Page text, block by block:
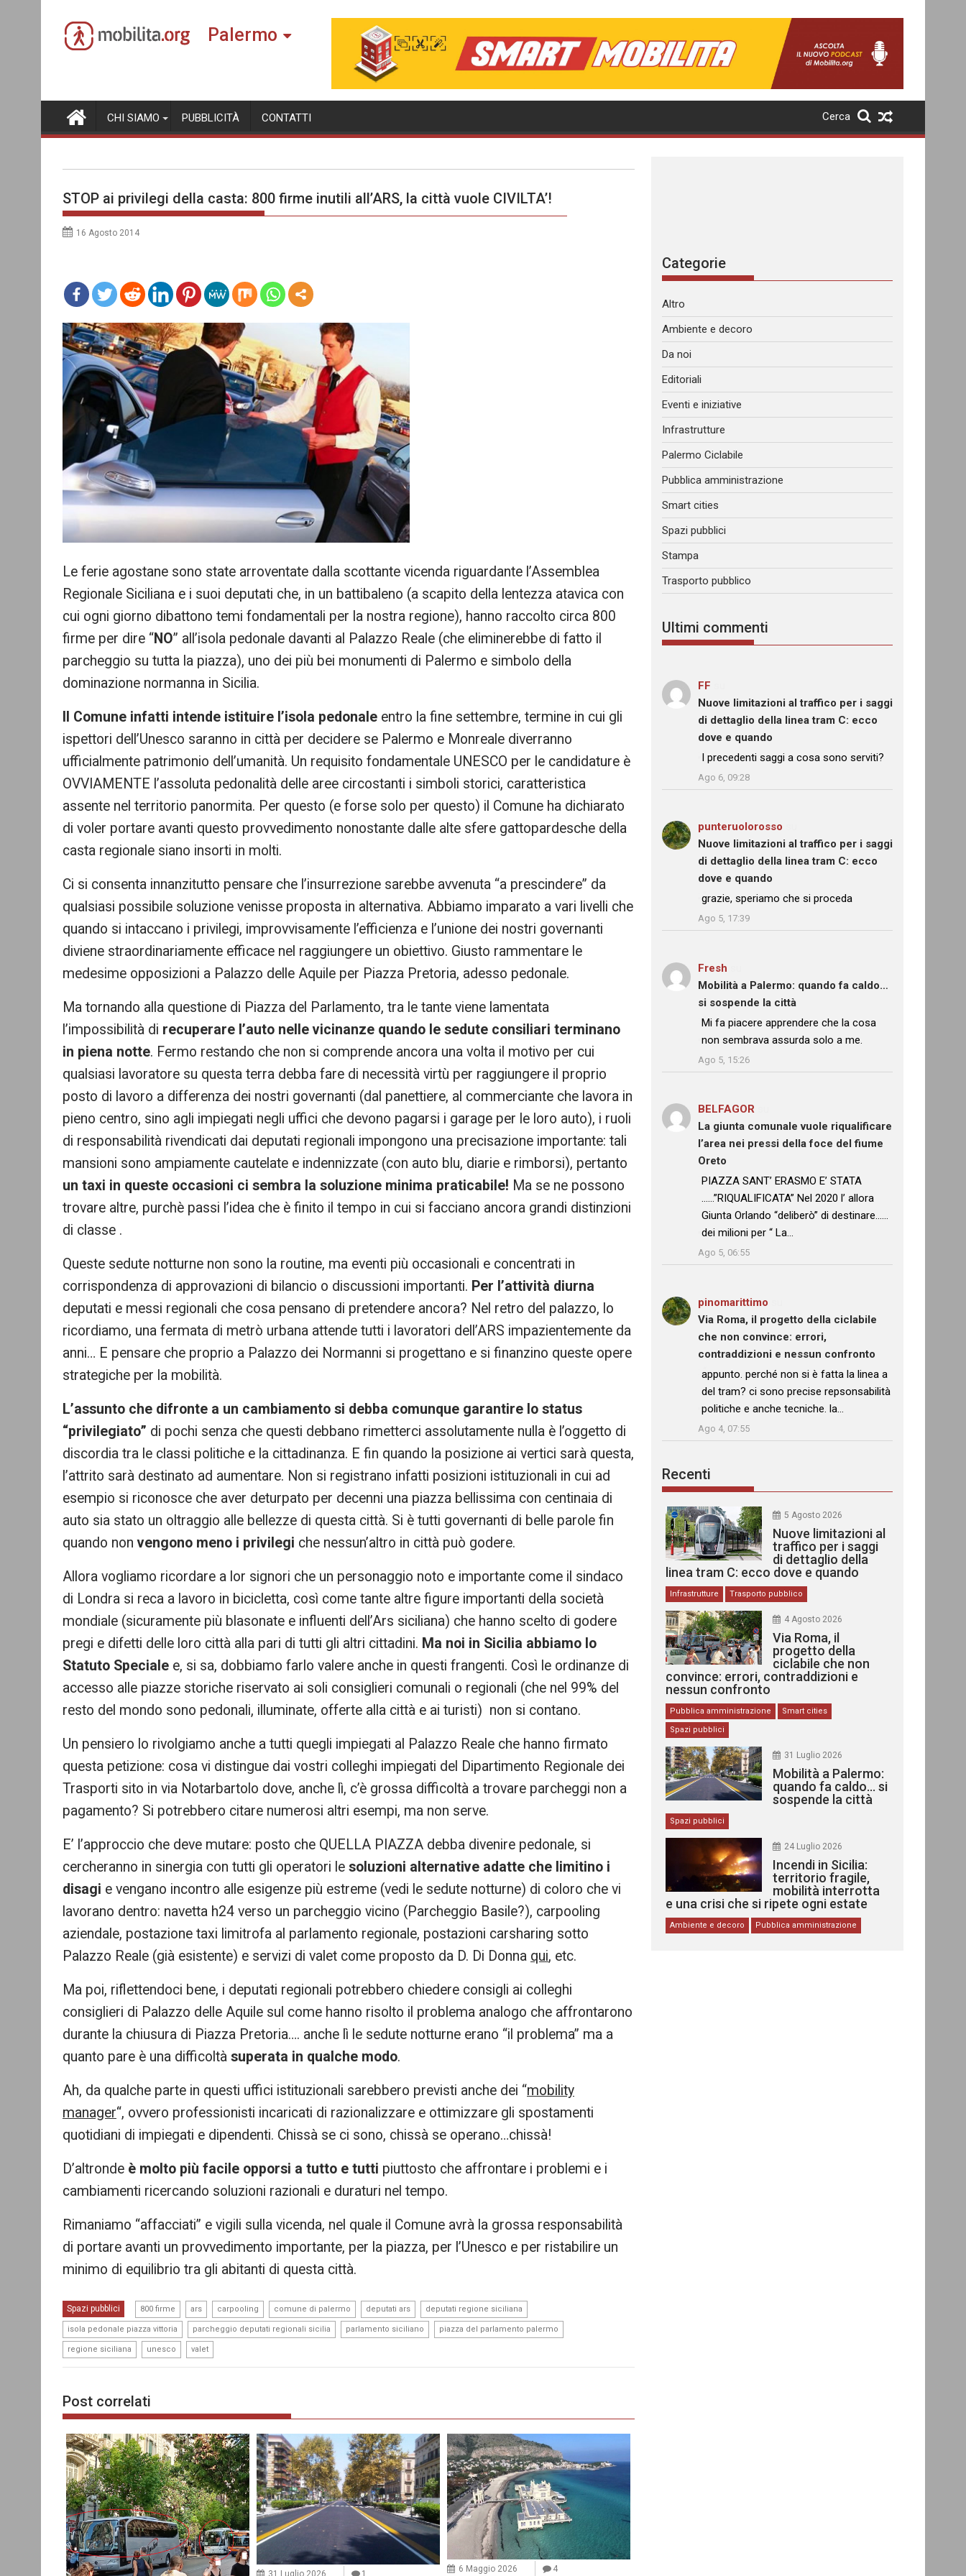
content
Palermo
CHI SIAMO PUBBLICITÀ CONTATTI Cerca
STOP ai privilegi della casta: 800 firme inutili all’ARS, la città vuole CIVILTA’!
16 Agosto 2014
Le ferie agostane sono state arroventate dalla scottante vicenda riguardante l’Assemblea
Regionale Siciliana e i suoi deputati che, in un battibaleno (a scapito della lentezza atavica con
cui ogni giorno dibattono temi fondamentali per la nostra regione), hanno raccolto circa 800
firme per dire “NO” all’isola pedonale davanti al Palazzo Reale (che eliminerebbe di fatto il
parcheggio su tutta la piazza), uno dei più bei monumenti di Palermo e simbolo della
dominazione normanna in Sicilia.
Il Comune infatti intende istituire l’isola pedonale entro la fine settembre, termine in cui gli
ispettori dell’Unesco saranno in città per decidere se Palermo e Monreale diverranno
ufficialmente patrimonio dell’umanità. Un requisito fondamentale UNESCO per le candidature è
OVVIAMENTE l’assoluta pedonalità delle aree circostanti i simboli storici, caratteristica
assente nel territorio panormita. Per questo (e forse solo per questo) il Comune ha dichiarato
di voler portare avanti questo provvedimento nonostante dalle alte sfere gattopardesche della
casta regionale siano insorti in molti.
Ci si consenta innanzitutto pensare che l’insurrezione sarebbe avvenuta “a prescindere” da
qualsiasi possibile soluzione venisse proposta in alternativa. Abbiamo imparato a vari livelli che
quando si intaccano i privilegi, improvvisamente l’efficienza e l’unione dei nostri governanti
diviene straordinariamente efficace nel raggiungere un obiettivo. Giusto rammentare le
medesime opposizioni a Palazzo delle Aquile per Piazza Pretoria, adesso pedonale.
Ma tornando alla questione di Piazza del Parlamento, tra le tante viene lamentata
l’impossibilità di recuperare l’auto nelle vicinanze quando le sedute consiliari terminano
in piena notte. Fermo restando che non si comprende ancora una volta il motivo per cui
qualsiasi lavoratore su questa terra debba fare di necessità virtù per raggiungere il proprio
posto di lavoro a differenza dei nostri governanti (dal panettiere, al commerciante che lavora in
pieno centro, sino agli impiegati negli uffici che devono pagarsi i garage per le loro auto), i ruoli
di responsabilità rivendicati dai deputati regionali impongono una precisazione importante: tali
mansioni sono ampiamente cautelate e indennizzate (con auto blu, diarie e rimborsi), pertanto
un taxi in queste occasioni ci sembra la soluzione minima praticabile! Ma se ne possono
trovare altre, purchè passi l’idea che è finito il tempo in cui si facciano ancora grandi distinzioni
di classe .
Queste sedute notturne non sono la routine, ma eventi più occasionali e concentrati in
corrispondenza di approvazioni di bilancio o discussioni importanti. Per l’attività diurna
deputati e messi regionali che cosa pensano di pretendere ancora? Nel retro del palazzo, lo
ricordiamo, una fermata di metrò urbana attende tutti i lavoratori dell’ARS impazientemente da
anni… E pensare che proprio a Palazzo dei Normanni si progettano e si finanzino queste opere
strategiche per la mobilità.
L’assunto che difronte a un cambiamento si debba comunque garantire lo status
“privilegiato” di pochi senza che questi debbano rimetterci assolutamente nulla è l’oggetto di
discordia tra le classi politiche e la cittadinanza. E fin quando la posizione ai vertici sarà questa,
l’attrito sarà destinato ad aumentare. Non si registrano infatti posizioni istituzionali in cui ad
esempio si riconosce che aver deturpato per decenni una piazza bellissima con centinaia di
auto sia stato un oltraggio alle bellezze di questa città. Si è tutti governanti di belle parole fin
quando nonvengono meno i privilegi che nessun’altro in città può godere.
Allora vogliamo ricordare a lor signori che un personaggio noto e importante come il sindaco
di Londra si reca a lavoro in bicicletta, così come tante altre figure importanti della società
mondiale (sicuramente più blasonate e influenti dell’Ars siciliana) che hanno scelto di godere
pregi e difetti delle loro città alla pari di tutti gli altri cittadini. Ma noi in Sicilia abbiamo lo
Statuto Speciale e, si sa, dobbiamo farlo valere anche in questi frangenti. Così le ordinanze di
accesso alle piazze storiche riservato ai soli consiglieri comunali o regionali (che nel 99% del
resto del mondo sono pedonali, illuminate, offerte alla città e ai turisti) non si contano.
Un pensiero lo rivolgiamo anche a tutti quegli impiegati al Palazzo Reale che hanno firmato
questa petizione: cosa vi distingue dai vostri colleghi impiegati del Dipartimento Regionale dei
Trasporti sito in via Notarbartolo dove, anche lì, c’è grossa difficoltà a trovare parcheggi non a
pagamento? Si potrebbero citare numerosi altri esempi, ma non serve.
E’ l’approccio che deve mutare: posto che QUELLA PIAZZA debba divenire pedonale, si
cercheranno in sinergia con tutti gli operatori le soluzioni alternative adatte che limitino i
disagi e vengano incontro alle esigenze più estreme (vedi le sedute notturne) di coloro che vi
lavorano dentro: navetta h24 verso un parcheggio vicino (Parcheggio Basile?), carpooling
aziendale, postazione taxi limitrofa al parlamento regionale, postazioni carsharing sotto
Palazzo Reale (già esistente) e servizi di valet come proposto da D. Di Donna qui, etc.
Ma poi, riflettendoci bene, i deputati regionali potrebbero chiedere consigli ai colleghi
consiglieri di Palazzo delle Aquile sul come hanno risolto il problema analogo che affrontarono
durante la chiusura di Piazza Pretoria…. anche lì le sedute notturne erano “il problema” ma a
quanto pare è una difficoltà superata in qualche modo.
Ah, da qualche parte in questi uffici istituzionali sarebbero previsti anche dei “mobility
manager“, ovvero professionisti incaricati di razionalizzare e ottimizzare gli spostamenti
quotidiani di impiegati e dipendenti. Chissà se ci sono, chissà se operano…chissà!
D’altronde è molto più facile opporsi a tutto e tutti piuttosto che affrontare i problemi e i
cambiamenti ricercando soluzioni razionali e duraturi nel tempo.
Rimaniamo “affacciati” e vigili sulla vicenda, nel quale il Comune avrà la grossa responsabilità
di portare avanti un provvedimento importante, per la piazza, per l’Unesco e per ristabilire un
minimo di equilibrio tra gli abitanti di questa città.
Spazi pubblici 800 firme ars carpooling comune di palermo deputati ars deputati regione siciliana
isola pedonale piazza vittoria parcheggio deputati regionali sicilia parlamento siciliano piazza del parlamento palermo
regione siciliana unesco valet
Post correlati
31 Luglio 2026 1
6 Maggio 2026 4
Categorie
Altro
Ambiente e decoro
Da noi
Editoriali
Eventi e iniziative
Infrastrutture
Palermo Ciclabile
Pubblica amministrazione
Smart cities
Spazi pubblici
Stampa
Trasporto pubblico
Ultimi commenti
FF
Nuove limitazioni al traffico per i saggi
di dettaglio della linea tram C: ecco
dove e quando
: “I precedenti saggi a cosa sono serviti?
Ago 6, 09:28
punteruolorosso
Nuove limitazioni al traffico per i saggi
di dettaglio della linea tram C: ecco
dove e quando
: “
grazie, speriamo che si proceda
Ago 5, 17:39
Fresh
Mobilità a Palermo: quando fa caldo…
si sospende la città
: “
Mi fa piacere apprendere che la cosa
non sembrava assurda solo a me.
Ago 5, 15:26
BELFAGOR
La giunta comunale vuole riqualificare
l’area nei pressi della foce del fiume
Oreto
: “
PIAZZA SANT’ ERASMO E’ STATA
……”RIQUALIFICATA” Nel 2020 l’ allora
Giunta Orlando “deliberò” di destinare……
dei milioni per “ La…
Ago 5, 06:55
pinomarittimo
Via Roma, il progetto della ciclabile
che non convince: errori,
contraddizioni e nessun confronto
: “
appunto. perché non si è fatta la linea a
del tram? ci sono precise repsonsabilità
politiche e anche tecniche. la…
Ago 4, 07:55
Recenti
5 Agosto 2026
Nuove limitazioni al
traffico per i saggi
di dettaglio della
linea tram C: ecco dove e quando
Infrastrutture Trasporto pubblico
4 Agosto 2026
Via Roma, il
progetto della
ciclabile che non
convince: errori, contraddizioni e
nessun confronto
Pubblica amministrazione
Smart cities
Spazi pubblici
31 Luglio 2026
Mobilità a Palermo:
quando fa caldo… si
sospende la città
Spazi pubblici
24 Luglio 2026
Incendi in Sicilia:
territorio fragile,
mobilità interrotta
e una crisi che si ripete ogni estate
Ambiente e decoro Pubblica amministrazione